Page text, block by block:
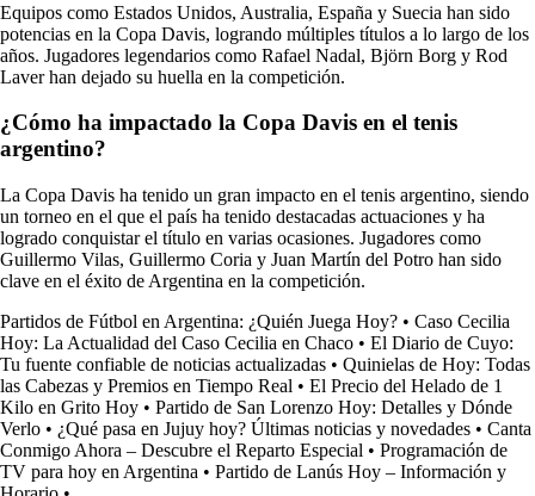
Equipos como Estados Unidos, Australia, España y Suecia han sido
potencias en la Copa Davis, logrando múltiples títulos a lo largo de los
años. Jugadores legendarios como Rafael Nadal, Björn Borg y Rod
Laver han dejado su huella en la competición.
¿Cómo ha impactado la Copa Davis en el tenis
argentino?
La Copa Davis ha tenido un gran impacto en el tenis argentino, siendo
un torneo en el que el país ha tenido destacadas actuaciones y ha
logrado conquistar el título en varias ocasiones. Jugadores como
Guillermo Vilas, Guillermo Coria y Juan Martín del Potro han sido
clave en el éxito de Argentina en la competición.
Partidos de Fútbol en Argentina: ¿Quién Juega Hoy? • Caso Cecilia
Hoy: La Actualidad del Caso Cecilia en Chaco • El Diario de Cuyo:
Tu fuente confiable de noticias actualizadas • Quinielas de Hoy: Todas
las Cabezas y Premios en Tiempo Real • El Precio del Helado de 1
Kilo en Grito Hoy • Partido de San Lorenzo Hoy: Detalles y Dónde
Verlo • ¿Qué pasa en Jujuy hoy? Últimas noticias y novedades • Canta
Conmigo Ahora – Descubre el Reparto Especial • Programación de
TV para hoy en Argentina • Partido de Lanús Hoy – Información y